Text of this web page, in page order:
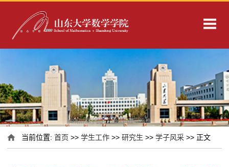
当前位置:首页 >>学生工作 >>研究生 >>学子风采 >> 正文